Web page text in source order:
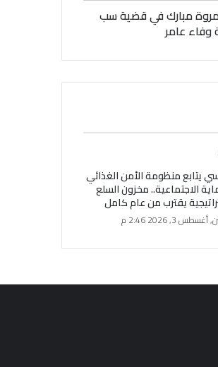
مبارك في قضية سب
وفاء عامر
يتابع منظومة الأمن الغذائي
الاجتماعية.. مخزون السلع
يقترب من عام كامل
أغسطس 3, 2026 2:46 م